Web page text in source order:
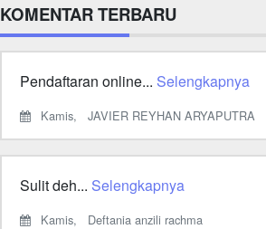
KOMENTAR TERBARU
Pendaftaran online... Selengkapnya
Kamis, JAVIER REYHAN ARYAPUTRA
Sulit deh... Selengkapnya
Kamis, Deftania anzili rachma